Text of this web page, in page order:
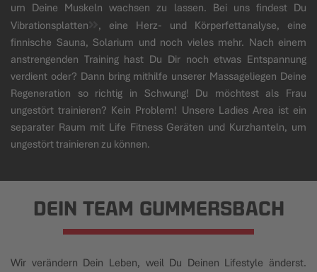
um Deine Muskeln wachsen zu lassen. Bei uns findest Du
Vibrationsplatten
, eine Herz- und Körperfettanalyse, eine
finnische Sauna, Solarium und noch vieles mehr. Nach einem
anstrengenden Training hast Du Dir noch etwas Entspannung
verdient oder? Dann bring mithilfe unserer Massageliegen Deine
Regeneration so richtig in Schwung! Du möchtest als Frau
ungestört trainieren? Kein Problem! Unsere Ladies Area ist ein
separater Raum mit Life Fitness Geräten und Kurzhanteln, um
ungestört trainieren zu können.
DEIN TEAM GUMMERSBACH
Wir verändern Dein Leben, weil Du Deinen Lifestyle änderst.